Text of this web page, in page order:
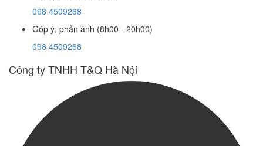
098 4509268
Góp ý, phản ánh (8h00 - 20h00)
098 4509268
Công ty TNHH T&Q Hà Nội